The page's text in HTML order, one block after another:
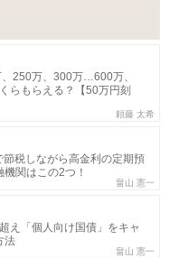
、250万、300万…600万、
らもらえる？【50万円刻
頼藤 太希
節税しながら高金利の定期預
関はこの2つ！
畠山 憲一
え「個人向け国債」をキャ
法
畠山 憲一